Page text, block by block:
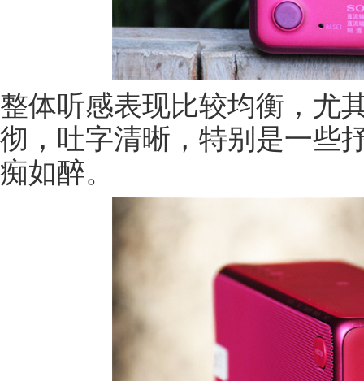
整体听感表现比较均衡，尤
彻，吐字清晰，特别是一些
痴如醉。